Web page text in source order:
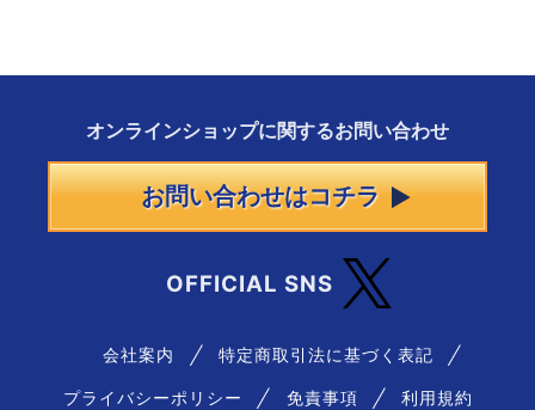
オンラインショップに関するお問い合わせ
お問い合わせはコチラ
OFFICIAL SNS
会社案内 特定商取引法に基づく表記
プライバシーポリシー 免責事項 利用規約